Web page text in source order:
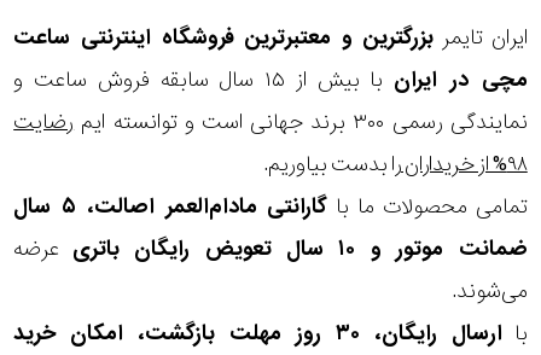
ایران تایمر بزرگترین و معتبرترین فروشگاه اینترنتی ساعت
مچی در ایران
با بیش از ۱۵ سال سابقه فروش ساعت و
نمایندگی رسمی ۳۰۰ برند جهانی است و توانسته ایم
رضایت
۹۸% از خریداران
را بدست بیاوریم.
تمامی محصولات ما با
گارانتی مادام‌العمر اصالت، ۵ سال
ضمانت موتور و ۱۰ سال تعویض رایگان باتری
عرضه
می‌شوند.
با
ارسال رایگان، ۳۰ روز مهلت بازگشت، امکان خرید